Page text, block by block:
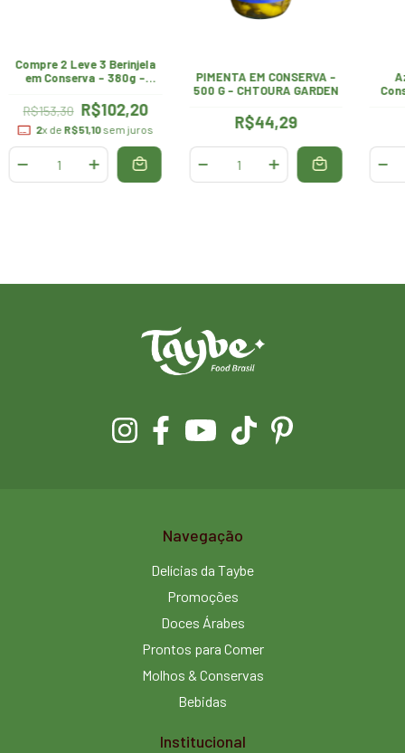
Compre 2 Leve 3 Berinjela
em Conserva - 380g -
R$153,30 R$102,20
2x de R$51,10sem juros
PIMENTA EM CONSERVA -
500 G - CHTOURA GARDEN
R$44,29
Navegação
Delícias da Taybe
Promoções
Doces Árabes
Prontos para Comer
Molhos & Conservas
Bebidas
Institucional